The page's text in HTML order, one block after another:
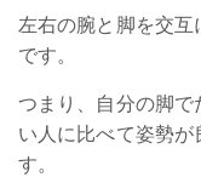
左右の腕と脚を交互
です。
つまり、自分の脚で
い人に比べて姿勢が
す。